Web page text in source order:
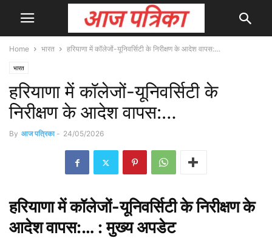
Home भारत हरियाणा में कॉलेजों-यूनिवर्सिटी के निरीक्षण के आदेश वापस:…
भारत
हरियाणा में कॉलेजों-यूनिवर्सिटी के
निरीक्षण के आदेश वापस:…
By आज पत्रिका - 24/05/2026
हरियाणा में कॉलेजों-यूनिवर्सिटी के निरीक्षण के
आदेश वापस:… : मुख्यअपडेट